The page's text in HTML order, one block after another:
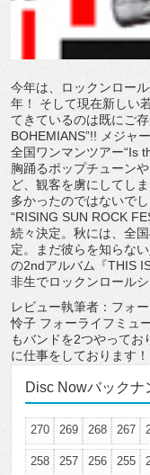
今年は、ロックンロー
年！ そして現在新しい
てきているのは既にご
BOHEMIANS”!! メジャ
全国ワンマンツアー“Is
胸踊るポップチューン
ど、観客を虜にしてし
多かったのではないでし
“RISING SUN ROCK
続々決定。秋には、全
定。まだ彼らを知らな
の2ndアルバム『THIS
非生でロックンロール
レビュー執筆者：フォ
怜子 フォーライフミュ
もバンドを2つやって
に仕事をしております！
Disc Nowバックナ
270 269 268 267
258 257 256 255